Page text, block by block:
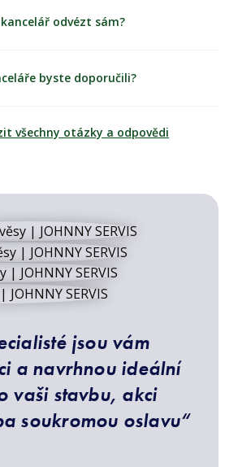
odvézt sám?
byste doporučili?
všechny otázky a odpovědi
jsou vám
a navrhnou ideální
vaši stavbu, akci
soukromou oslavu“